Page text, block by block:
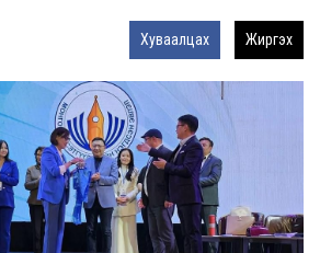
Хуваалцах Жиргэх